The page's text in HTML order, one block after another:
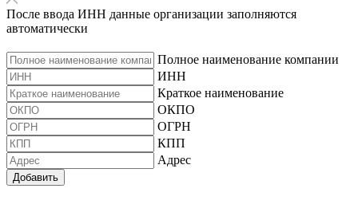
После ввода ИНН данные организации заполняются
автоматически
Полное наименование компании
ИНН
Краткое наименование
ОКПО
ОГРН
КПП
Адрес
Добавить